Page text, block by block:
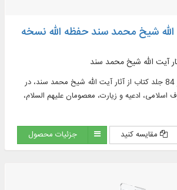
الله شیخ محمد سند حفظه الله نسخه
متن کامل 62 عنوان در 84 جلد کتاب از آثار آیت‌ الله شیخ محمد سند، در
اسلامی، ادعیه و زیارت، معصومان علیهم السلام،
مقایسه کنید جزئیات محصول